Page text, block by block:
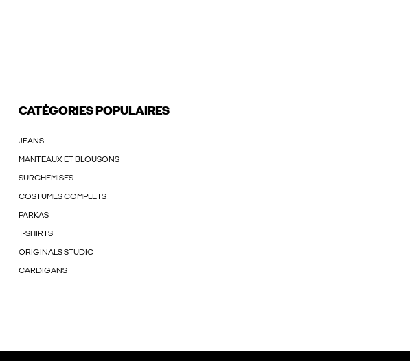
CATÉGORIES POPULAIRES
JEANS
MANTEAUX ET BLOUSONS
SURCHEMISES
COSTUMES COMPLETS
PARKAS
T-SHIRTS
ORIGINALS STUDIO
CARDIGANS